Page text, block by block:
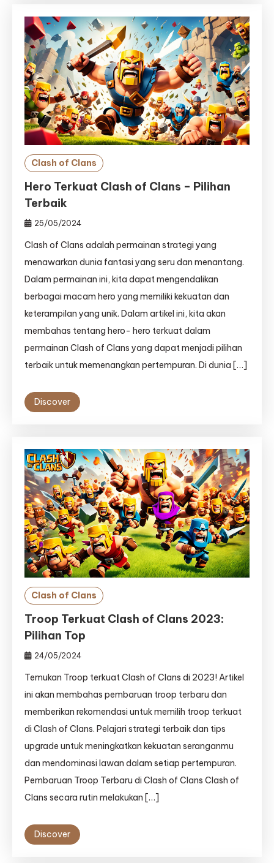
Clash of Clans
Hero Terkuat Clash of Clans – Pilihan
Terbaik
25/05/2024
Clash of Clans adalah permainan strategi yang
menawarkan dunia fantasi yang seru dan menantang.
Dalam permainan ini, kita dapat mengendalikan
berbagai macam hero yang memiliki kekuatan dan
keterampilan yang unik. Dalam artikel ini, kita akan
membahas tentang hero- hero terkuat dalam
permainan Clash of Clans yang dapat menjadi pilihan
terbaik untuk memenangkan pertempuran. Di dunia […]
Discover
Clash of Clans
Troop Terkuat Clash of Clans 2023:
Pilihan Top
24/05/2024
Temukan Troop terkuat Clash of Clans di 2023! Artikel
ini akan membahas pembaruan troop terbaru dan
memberikan rekomendasi untuk memilih troop terkuat
di Clash of Clans. Pelajari strategi terbaik dan tips
upgrade untuk meningkatkan kekuatan seranganmu
dan mendominasi lawan dalam setiap pertempuran.
Pembaruan Troop Terbaru di Clash of Clans Clash of
Clans secara rutin melakukan […]
Discover